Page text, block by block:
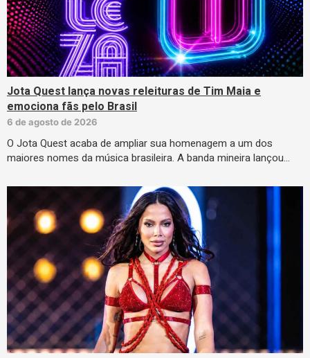
Jota Quest lança novas releituras de Tim Maia e
emociona fãs pelo Brasil
6 de agosto de 2026
O Jota Quest acaba de ampliar sua homenagem a um dos
maiores nomes da música brasileira. A banda mineira lançou…